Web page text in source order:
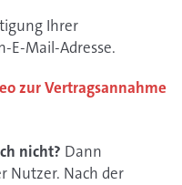
Ihrer
E-Mail-Adresse.
zur Vertragsannahme
nicht? Dann
Nutzer. Nach der